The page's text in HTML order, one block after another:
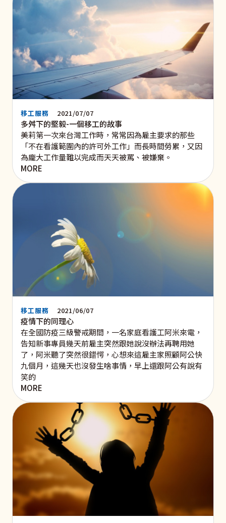
移工服務 2021/07/07
多舛下的堅毅-一個移工的故事
美莉第一次來台灣工作時，常常因為雇主要求的那些
「不在看護範圍內的許可外工作」而長時間勞累，又因
為龐大工作量難以完成而天天被罵、被嫌棄。
MORE
移工服務 2021/06/07
疫情下的同理心
在全國防疫三級警戒期間，一名家庭看護工阿米來電，
告知新事專員幾天前雇主突然跟她說沒辦法再聘用她
了，阿米聽了突然很錯愕，心想來這雇主家照顧阿公快
九個月，這幾天也沒發生啥事情，早上還跟阿公有說有
笑的
MORE